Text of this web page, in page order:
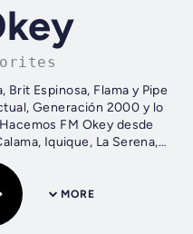
Brit Espinosa, Flama y Pipe
Generación 2000 y lo
FM Okey desde
Iquique, La Serena,
Ligua,...
MORE